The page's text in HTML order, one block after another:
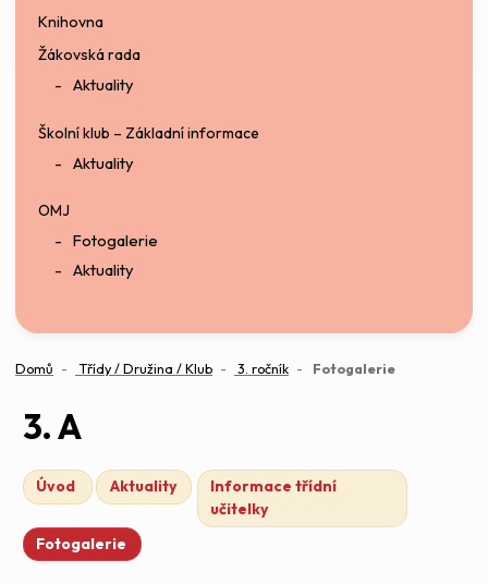
Knihovna
Žákovská rada
Aktuality
Školní klub – Základní informace
Aktuality
OMJ
Fotogalerie
Aktuality
Domů Třídy / Družina / Klub 3. ročník Fotogalerie(aktuální)
3. A
Úvod Aktuality
Informace třídní
učitelky
Fotogalerie